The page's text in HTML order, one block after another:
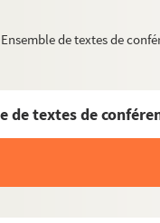
de textes de
de textes de